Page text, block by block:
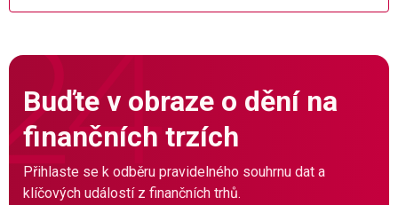
Buďte v obraze o dění na
finančních trzích
Přihlaste se k odběru pravidelného souhrnu dat a
klíčových událostí z finančních trhů.